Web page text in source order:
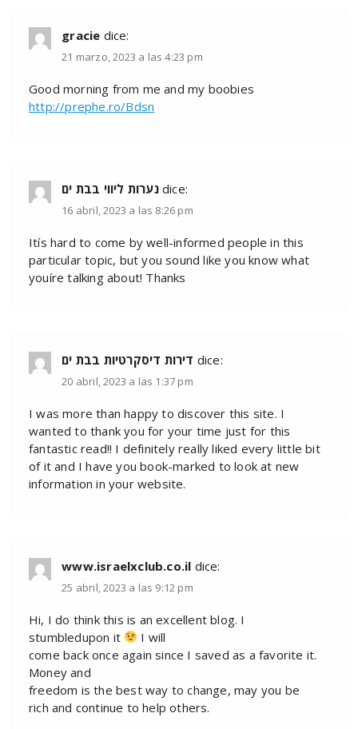
gracie dice:
21 marzo, 2023 a las 4:23 pm
Good morning from me and my boobies
http://prephe.ro/Bdsn
נערות ליווי בבת ים dice:
16 abril, 2023 a las 8:26 pm
Itís hard to come by well-informed people in this
particular topic, but you sound like you know what
youíre talking about! Thanks
דירות דיסקרטיות בבת ים dice:
20 abril, 2023 a las 1:37 pm
I was more than happy to discover this site. I
wanted to thank you for your time just for this
fantastic read!! I definitely really liked every little bit
of it and I have you book-marked to look at new
information in your website.
www.israelxclub.co.il dice:
25 abril, 2023 a las 9:12 pm
Hi, I do think this is an excellent blog. I
stumbledupon it
I will
come back once again since I saved as a favorite it.
Money and
freedom is the best way to change, may you be
rich and continue to help others.